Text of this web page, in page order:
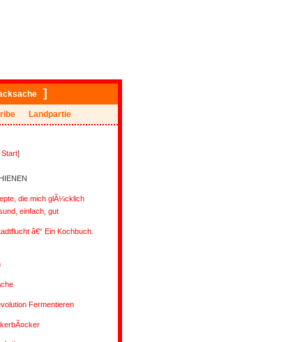
]
Landpartie
]
die mich glÃ¼cklich
einfach, gut
â€“ Ein Kochbuch.
Fermentieren